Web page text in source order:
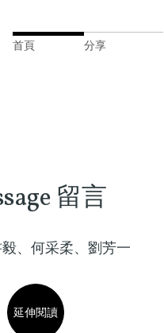
首頁 分享
留言
、何采柔、劉芳一
延伸閱讀